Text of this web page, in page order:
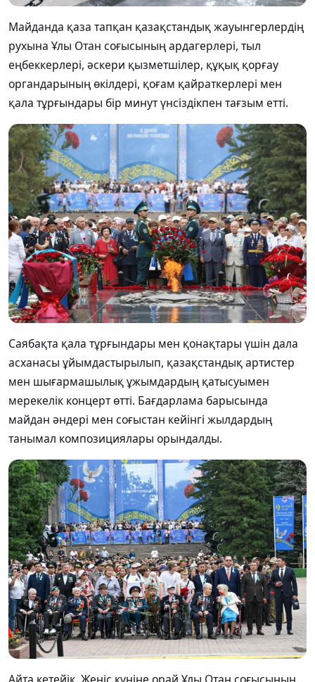
Майданда қаза тапқан қазақстандық жауынгерлердің
рухына Ұлы Отан соғысының ардагерлері, тыл
еңбеккерлері, әскери қызметшілер, құқық қорғау
органдарының өкілдері, қоғам қайраткерлері мен
қала тұрғындары бір минут үнсіздікпен тағзым етті.
Саябақта қала тұрғындары мен қонақтары үшін дала
асханасы ұйымдастырылып, қазақстандық артистер
мен шығармашылық ұжымдардың қатысуымен
мерекелік концерт өтті. Бағдарлама барысында
майдан әндері мен соғыстан кейінгі жылдардың
танымал композициялары орындалды.